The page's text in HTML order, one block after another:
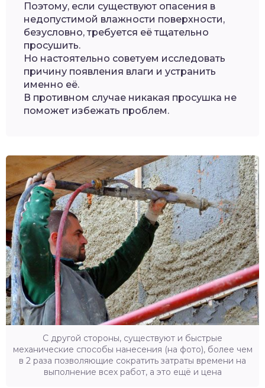
Поэтому, если существуют опасения в
недопустимой влажности поверхности,
безусловно, требуется её тщательно
просушить.
Но настоятельно советуем исследовать
причину появления влаги и устранить
именно её.
В противном случае никакая просушка не
поможет избежать проблем.
С другой стороны, существуют и быстрые
механические способы нанесения (на фото), более чем
в 2 раза позволяющие сократить затраты времени на
выполнение всех работ, а это ещё и цена